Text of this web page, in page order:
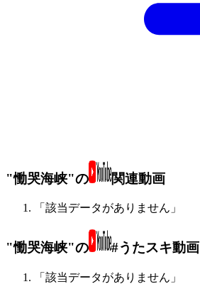
"慟哭海峡"の 関連動画
「該当データがありません」
"慟哭海峡"の #うたスキ動画
「該当データがありません」